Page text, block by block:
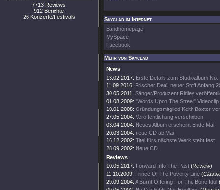
7713 Reviews
912 Berichte
26 Konzerte/Festivals
Skyclad im Internet
Bandhomepage
MySpace
Facebook
Mehr von Skyclad
News
13.02.2017: Erste Details zum Studioalbum No.
11.09.2016: Frischer Deal, neuer Stoff Anfang
30.05.2011: Sänger/Produzent Ridley
01.08.2009: "Words Upon The Street" Videoclip
10.01.2008: Gründungsmitglied Keith Baxter
27.05.2004: Veröffentlichung verschoben
03.04.2004: Neues Album erscheint Ende Mai
20.03.2004: neue CD ab Mai
16.12.2002: Titel fürs nächste Werk steht fest
28.09.2002: Neue CD
Reviews
10.05.2017: Forward Into The Past (Review)
11.10.2009: Prince Of The Poverty Line (
29.09.2004: A Burnt Offering For The Bone Idol (